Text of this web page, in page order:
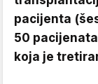
pacijenta
50
koja je